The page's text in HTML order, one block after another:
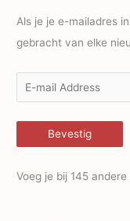
Als je je e-mailadres
gebracht van elke
-
m
a
Bevestig
Voeg je bij 145